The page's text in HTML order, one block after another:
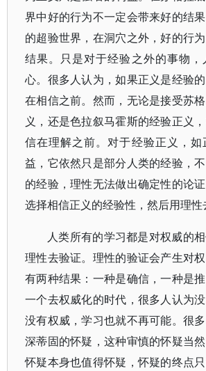
界中好的行为不一定会带来好的结
的超验世界，在洞穴之外，好的行
结果。只是对于经验之外的事物
心。很多人认为，如果正义是经验
在相信之前。然而，无论是接受苏
义，还是色拉叙马霍斯的经验正义
信在理解之前。对于经验正义，如
益，它依然只是部分人类的经验，
的经验，理性无法做出确定性的论
选择相信正义的经验性，然后用理性
人类所有的学习都是对权威的
理性去验证。理性的验证会产生对
有两种结果：一种是确信，一种是
一个去权威化的时代，很多人认为
没有权威，学习也就不再可能。很
深蒂固的怀疑，这种审慎的怀疑当
怀疑本身也值得怀疑，怀疑的终点